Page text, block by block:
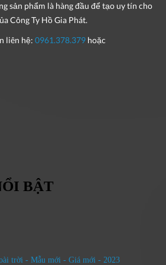
sản phẩm là hàng đầu để tạo uy tín cho
Công Ty Hồ Gia Phát.
liên hệ: 0961.378.379 hoặc
BẬT
trời - Mẫu mới - Giá mới - 2023